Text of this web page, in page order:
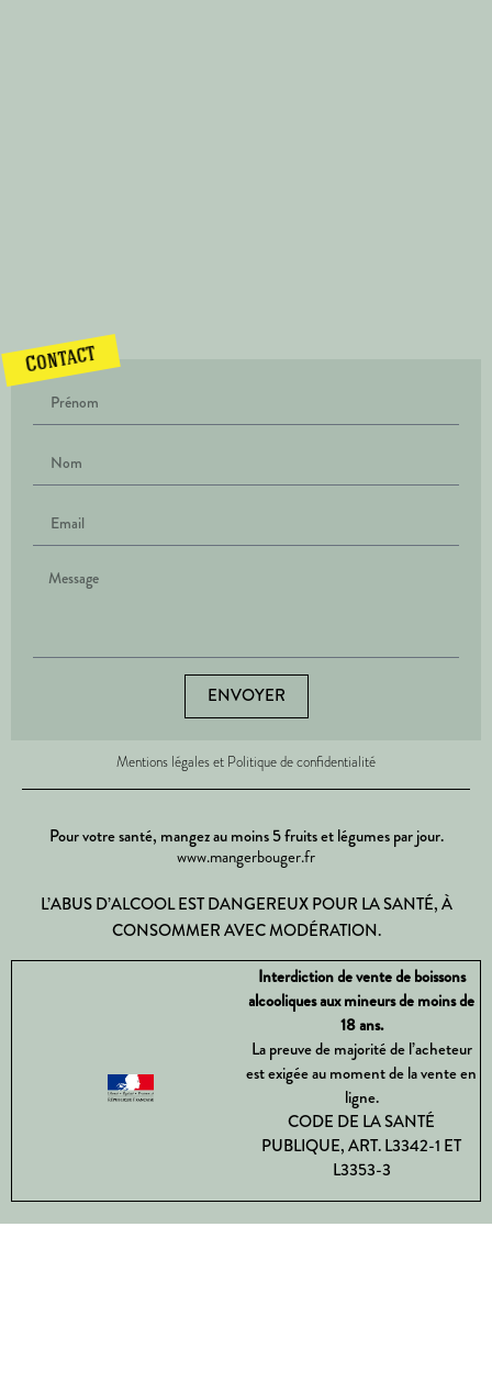
Contact
ENVOYER
Mentions légales et Politique de confidentialité
Pour votre santé, mangez au moins 5 fruits et légumes par jour.
www.mangerbouger.fr
L’ABUS D’ALCOOL EST DANGEREUX POUR LA SANTÉ, À
CONSOMMER AVEC MODÉRATION.
Interdiction de vente de boissons
alcooliques aux mineurs de moins de
18 ans.
La preuve de majorité de l’acheteur
est exigée au moment de la vente en
ligne.
CODE DE LA SANTÉ
PUBLIQUE, ART. L3342-1 ET
L3353-3